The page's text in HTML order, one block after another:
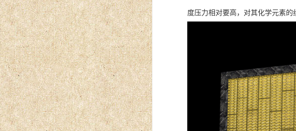
度压力相对要高，对其化学元素的